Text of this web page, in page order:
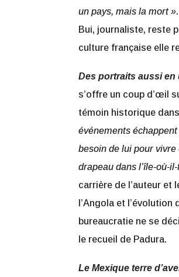
un pays, mais la mort »
Bui, journaliste, reste
culture française elle
Des portraits aussi en
s’offre un coup d’œil
témoin historique
événements
besoin de lui pour
drapeau dans l’île-où-
carrière de l’auteur et
l’Angola et
bureaucratie ne se
le recueil de Padura.
Le Mexique terre